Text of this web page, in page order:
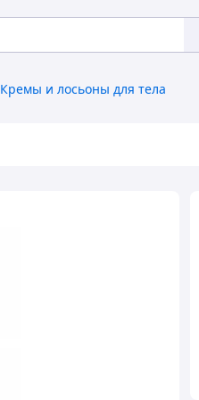
Кремы и лосьоны для тела